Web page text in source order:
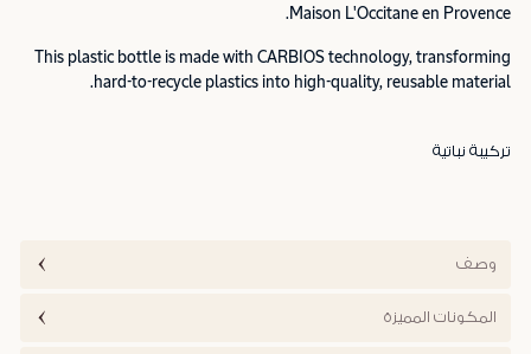
Maison L'Occitane en Provence.
This plastic bottle is made with CARBIOS technology, transforming
hard-to-recycle plastics into high-quality, reusable material.
تركيبة نباتية
وصف
المكونات المميزة